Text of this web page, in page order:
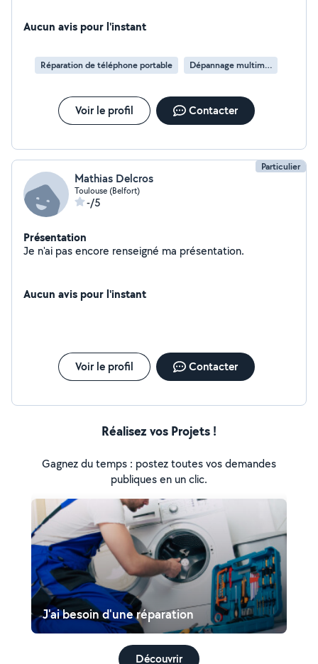
Aucun avis pour l'instant
Réparation de téléphone portable Dépannage multimédia
Voir le profil Contacter
Particulier
Mathias Delcros
Toulouse (Belfort)
-/5
Présentation
Je n'ai pas encore renseigné ma présentation.
Aucun avis pour l'instant
Voir le profil Contacter
Réalisez vos Projets !
Gagnez du temps : postez toutes vos demandes
publiques en un clic.
J'ai besoin d'une réparation
Découvrir